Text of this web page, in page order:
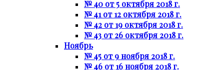
№ 40 от 5 октября 2018 г.
№ 41 от 12 октября 2018 г.
№ 42 от 19 октября 2018 г.
№ 43 от 26 октября 2018 г.
Ноябрь
№ 45 от 9 ноября 2018 г.
№ 46 от 16 ноября 2018 г.